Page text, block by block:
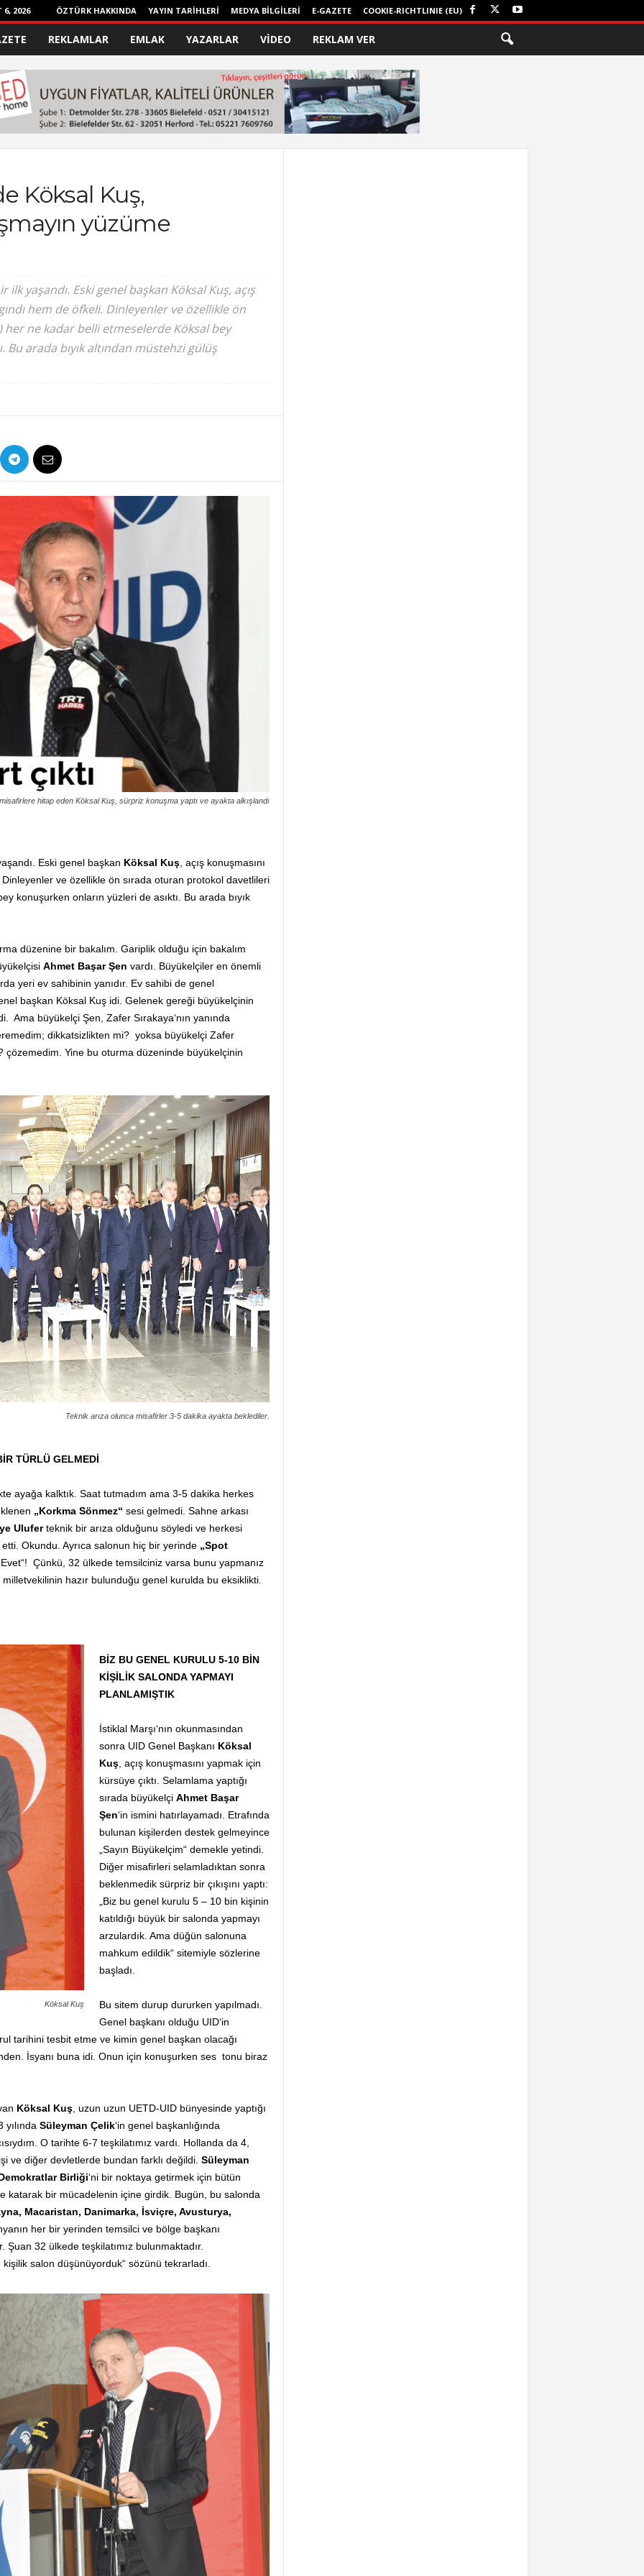
6, 2026 ÖZTÜRK HAKKINDA YAYIN TARİHLERİ MEDYA BİLGİLERİ E-GAZETE COOKIE-RICHTLINIE (EU)
REKLAMLAR EMLAK YAZARLAR VİDEO REKLAM VER
Köksal Kuş,
yüzüme
yaşandı. Eski genel başkan Köksal Kuş, açış
hem de öfkeli. Dinleyenler ve özellikle ön
ne kadar belli etmeselerde Köksal bey
Bu arada bıyık altından müstehzi gülüş
hitap eden Köksal Kuş, sürpriz konuşma yaptı ve ayakta alkışlandı
Eski genel başkan Köksal Kuş, açış konuşmasını
ve özellikle ön sırada oturan protokol davetlileri
konuşurken onların yüzleri de asıktı. Bu arada bıyık
düzenine bir bakalım. Gariplik olduğu için bakalım
Ahmet Başar Şen vardı. Büyükelçiler en önemli
yeri ev sahibinin yanıdır. Ev sahibi de genel
başkan Köksal Kuş idi. Gelenek gereği büyükelçinin
Ama büyükelçi Şen, Zafer Sırakaya‘nın yanında
dikkatsizlikten mi? yoksa büyükelçi Zafer
çözemedim. Yine bu oturma düzeninde büyükelçinin
Teknik arıza olunca misafirler 3-5 dakika ayakta beklediler.
TÜRLÜ GELMEDİ
ayağa kalktık. Saat tutmadım ama 3-5 dakika herkes
„Korkma Sönmez“ sesi gelmedi. Sahne arkası
Uluferteknik bir arıza olduğunu söyledi ve herkesi
Okundu. Ayrıca salonun hiç bir yerinde „Spot
Çünkü, 32 ülkede temsilciniz varsa bunu yapmanız
hazır bulunduğu genel kurulda bu eksiklikti.
Köksal Kuş
BİZ BU GENEL KURULU 5-10 BİN
KİŞİLİK SALONDA YAPMAYI
PLANLAMIŞTIK
İstiklal Marşı‘nın okunmasından
sonra UID Genel Başkanı Köksal
Kuş, açış konuşmasını yapmak için
kürsüye çıktı. Selamlama yaptığı
sırada büyükelçi Ahmet Başar
Şen‘in ismini hatırlayamadı. Etrafında
bulunan kişilerden destek gelmeyince
„Sayın Büyükelçim“ demekle yetindi.
Diğer misafirleri selamladıktan sonra
beklenmedik sürpriz bir çıkışını yaptı:
„Biz bu genel kurulu 5 – 10 bin kişinin
katıldığı büyük bir salonda yapmayı
arzulardık. Ama düğün salonuna
mahkum edildik“ sitemiyle sözlerine
başladı.
Bu sitem durup dururken yapılmadı.
Genel başkanı olduğu UID‘in
tarihini tesbit etme ve kimin genel başkan olacağı
İsyanı buna idi. Onun için konuşurken ses tonu biraz
Köksal Kuş, uzun uzun UETD-UID bünyesinde yaptığı
yılında Süleyman Çelik‘in genel başkanlığında
O tarihte 6-7 teşkilatımız vardı. Hollanda da 4,
ve diğer devletlerde bundan farklı değildi. Süleyman
Birliği‘ni bir noktaya getirmek için bütün
katarak bir mücadelenin içine girdik. Bugün, bu salonda
Macaristan, Danimarka, İsviçre, Avusturya,
her bir yerinden temsilci ve bölge başkanı
32 ülkede teşkilatımız bulunmaktadır.
salon düşünüyorduk“ sözünü tekrarladı.